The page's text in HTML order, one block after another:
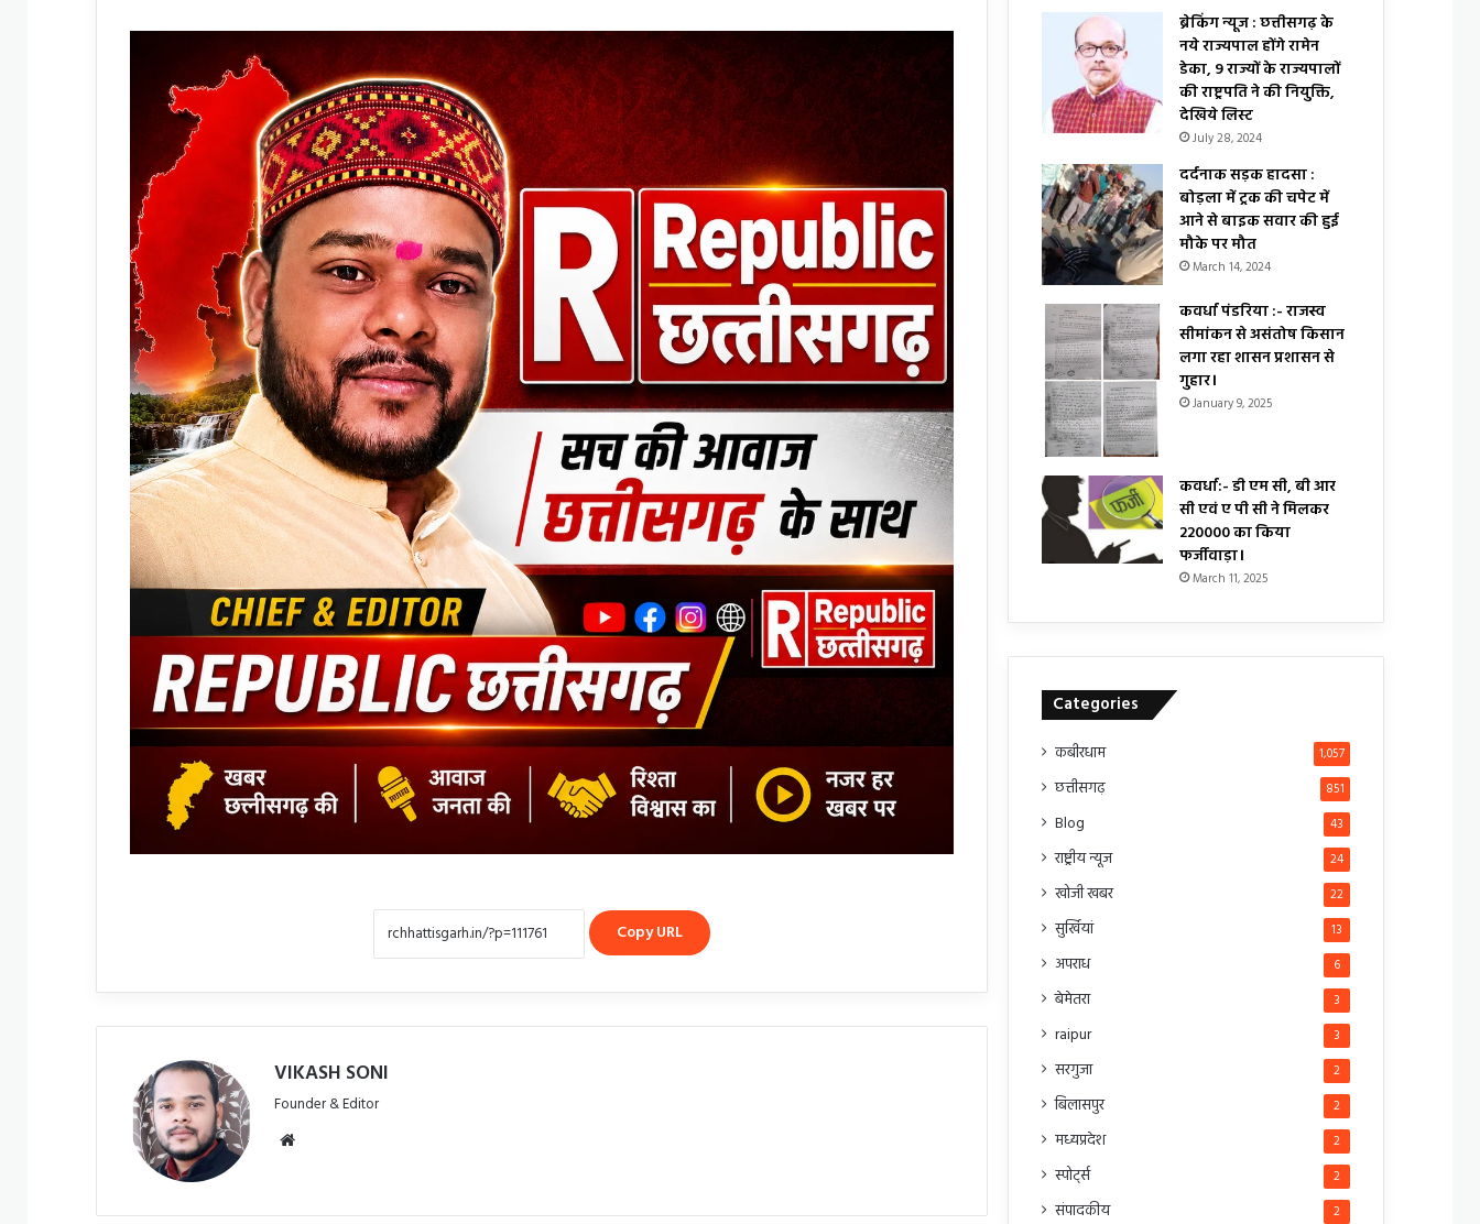
Copy URL
VIKASH SONI
Founder & Editor
ब्रेकिंग न्यूज : छत्तीसगढ़ के
नये राज्यपाल होंगे रामेन
डेका, 9 राज्यों के राज्यपालों
की राष्ट्रपति ने की नियुक्ति,
देखिये लिस्ट
July 28, 2024
दर्दनाक सड़क हादसा :
बोड़ला में ट्रक की चपेट में
आने से बाइक सवार की हुई
मौके पर मौत
March 14, 2024
कवर्धा पंडरिया :- राजस्व
सीमांकन से असंतोष किसान
लगा रहा शासन प्रशासन से
गुहार।
January 9, 2025
कवर्धा:- डी एम सी, बी आर
सी एवं ए पी सी ने मिलकर
₹220000 का किया
फर्जीवाड़ा।
March 11, 2025
Categories
कबीरधाम 1,057
छत्तीसगढ़ 851
Blog 43
राष्ट्रीय न्यूज 24
खोजी खबर 22
सुर्खियां 13
अपराध 6
बेमेतरा 3
raipur 3
सरगुजा 2
बिलासपुर 2
मध्यप्रदेश 2
स्पोर्ट्स 2
संपादकीय 2